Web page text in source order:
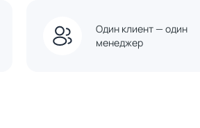
Один клиент — один
менеджер